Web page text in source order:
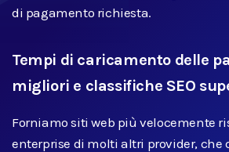
di pagamento richiesta.
Tempi di caricamento delle
migliori e classifiche SEO
Forniamo siti web più velocemente
enterprise di molti altri provider, che